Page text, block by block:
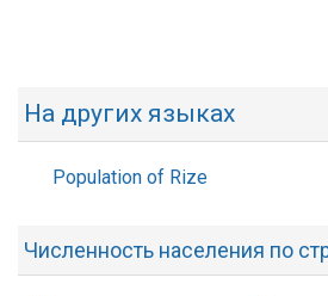
На других языках
Population of Rize
Численность населения по